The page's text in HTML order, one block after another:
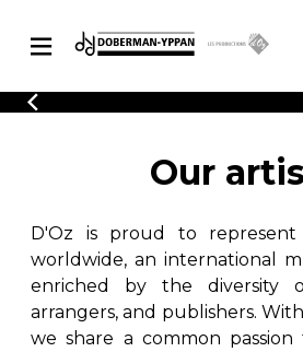
CATALOGUE
Explore our sheet music catalog, rich in
original works and quality
SHEET MUSIC FOR GUITAR
Explore our sheet music catalog,
in original works and quality
arrangements.
Our
D'Oz is proud to
worldwide, an international
enriched by the diversity
arrangers, and publishers.
we share a common